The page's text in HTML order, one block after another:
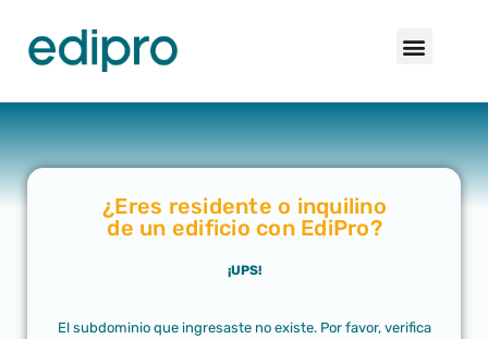
¿Eres residente o inquilino
de un edificio con EdiPro?
¡UPS!
El subdominio que ingresaste no existe. Por favor, verifica